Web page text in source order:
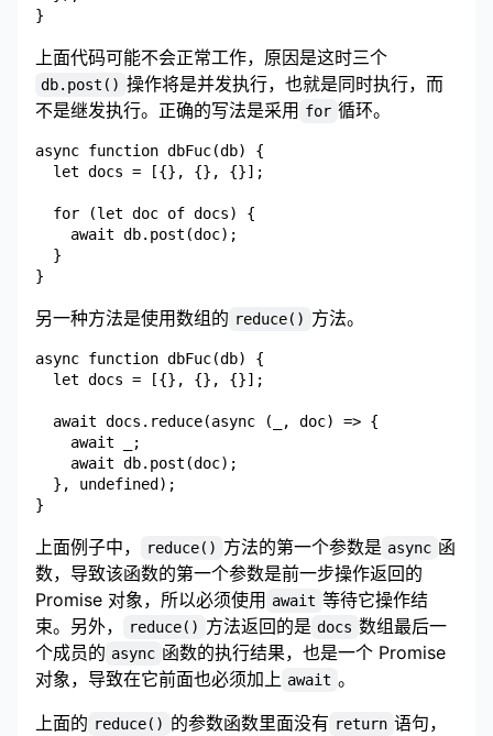
上面代码可能不会正常工作，原因是这时三个
db.post() 操作将是并发执行，也就是同时执行，而
不是继发执行。正确的写法是采用 for 循环。
async function dbFuc(db) {
  let docs = [{}, {}, {}];
  for (let doc of docs) {
    await db.post(doc);
  }
另一种方法是使用数组的 reduce() 方法。
async function dbFuc(db) {
  let docs = [{}, {}, {}];
  await docs.reduce(async (_, doc) => {
    await _;
    await db.post(doc);
  }, undefined);
上面例子中， reduce() 方法的第一个参数是 async 函
数，导致该函数的第一个参数是前一步操作返回的
Promise 对象，所以必须使用 await 等待它操作结
束。另外，
reduce() 方法返回的是 docs 数组最后一
个成员的 async 函数的执行结果，也是一个 Promise
对象，导致在它前面也必须加上 await 。
上面的 reduce() 的参数函数里面没有 return 语句，